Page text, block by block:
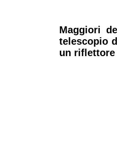
Maggiori
telescopio
un riflettore